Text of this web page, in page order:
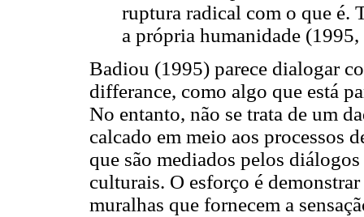
ruptura radical com o que é.
a própria humanidade
Badiou (1995) parece dialogar
differance, como algo que está
No entanto, não se trata de um
calcado em meio aos processos
que são mediados pelos
culturais. O esforço é
muralhas que fornecem a